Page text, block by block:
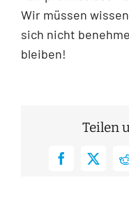
Wir müssen
sich nicht
bleiben!
Teilen
Facebook
X